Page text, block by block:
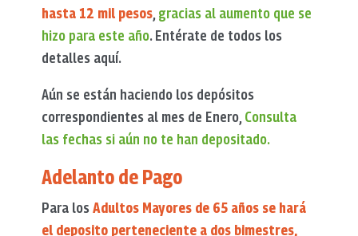
hasta 12 mil pesos, gracias al aumento que se
hizo para este año. Entérate de todos los
detalles aquí.
Aún se están haciendo los depósitos
correspondientes al mes de Enero, Consulta
las fechas si aún no te han depositado.
Adelanto de Pago
Para losAdultos Mayores de 65 años se hará
el deposito perteneciente a dos bimestres,